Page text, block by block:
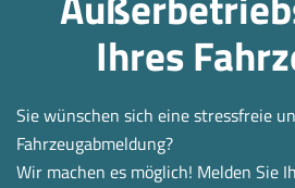
Ihres
Sie wünschen sich eine stressfreie
Fahrzeugabmeldung?
Wir machen es möglich! Melden Sie